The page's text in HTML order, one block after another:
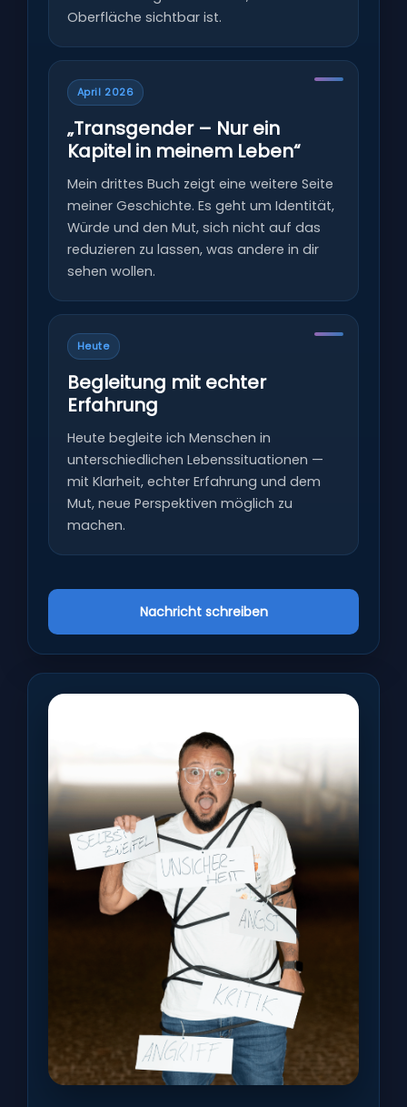
Oberfläche sichtbar ist.
April 2026
„Transgender – Nur ein
Kapitel in meinem Leben“
Mein drittes Buch zeigt eine weitere Seite
meiner Geschichte. Es geht um Identität,
Würde und den Mut, sich nicht auf das
reduzieren zu lassen, was andere in dir
sehen wollen.
Heute
Begleitung mit echter
Erfahrung
Heute begleite ich Menschen in
unterschiedlichen Lebenssituationen —
mit Klarheit, echter Erfahrung und dem
Mut, neue Perspektiven möglich zu
machen.
Nachricht schreiben